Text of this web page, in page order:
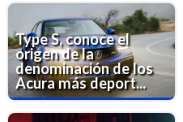
Type S, conoce el
origen de la
denominación de los
Acura más deport...